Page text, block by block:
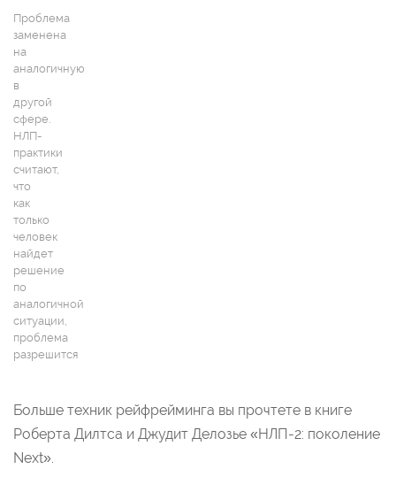
Проблема
заменена
на
аналогичную
в
другой
сфере.
НЛП-
практики
считают,
что
как
только
человек
найдет
решение
по
аналогичной
ситуации,
проблема
разрешится
Больше техник рейфрейминга вы прочтете в книге
Роберта Дилтса и Джудит Делозье «НЛП-2: поколение
Next».